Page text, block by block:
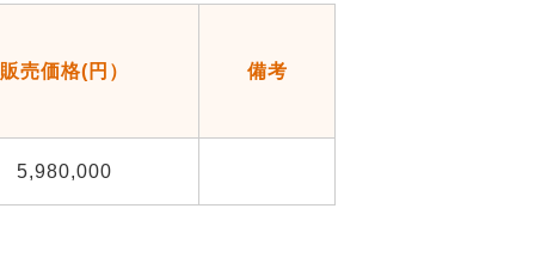
販売価格(円）
備考
5,980,000